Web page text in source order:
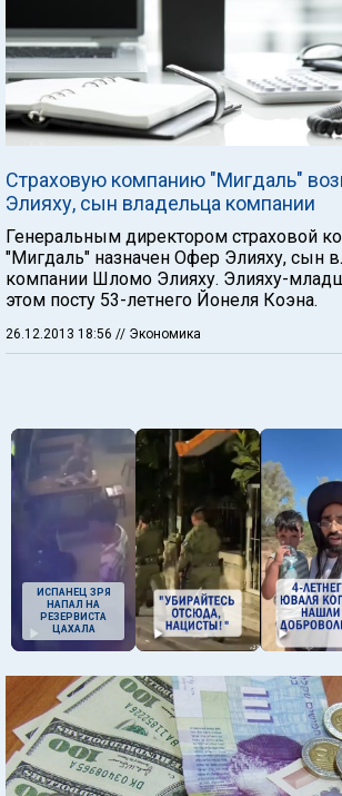
Страховую компанию "Мигдаль"
Элияху, сын владельца компании
Генеральным директором страховой
"Мигдаль" назначен Офер Элияху, сын
компании Шломо Элияху. Элияху-
этом посту 53-летнего Йонеля Коэна.
26.12.2013 18:56 // Экономика
ИСПАНЕЦ ЗРЯ
НАПАЛ НА
РЕЗЕРВИСТА
ЦАХАЛА